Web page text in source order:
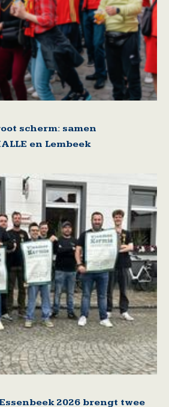
scherm: samen
en Lembeek
2026 brengt twee